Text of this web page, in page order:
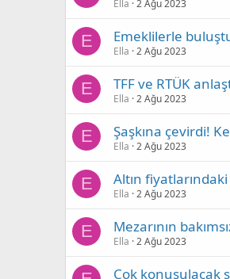
Ella 2 Ağu 2023
E Emeklilerle
Ella 2 Ağu 2023
E TFF ve RTÜK
Ella 2 Ağu 2023
E Şaşkına çevirdi!
Ella 2 Ağu 2023
E Altın
Ella 2 Ağu 2023
E Mezarının
Ella 2 Ağu 2023
Çok konuşulacak